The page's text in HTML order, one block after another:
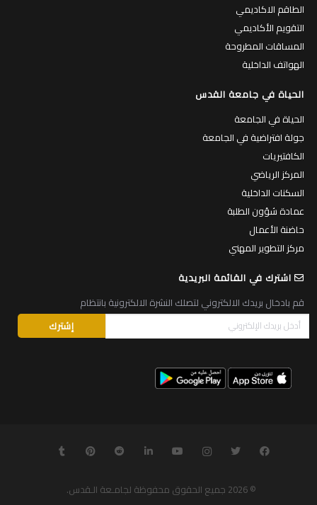
الطاقم الاكاديمي
التقويم الأكاديمي
المساقات المطروحة
الهواتف الداخلية
الحياة في جامعة القدس
الحياة في الجامعة
جولة افتراضية في الجامعة
الكافتيريات
المركز الرياضي
السكنات الداخلية
عمادة شؤون الطلبة
حاضنة الأعمال
مركز التطوير المهني
اشترك في القائمة البريدية
قم بادخال بريدك الالكتروني لتصلك النشرة الالكترونية بانتظام
© 2026 جميع الحقوق محفوظة لجامـعة الـقدس.